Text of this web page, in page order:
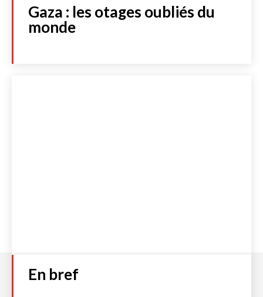
Gaza : les otages oubliés du
monde
En bref